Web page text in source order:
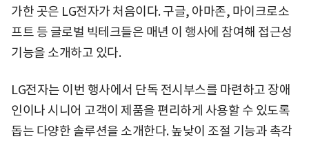
가한 곳은 LG전자가 처음이다. 구글, 아마존, 마이크로소
프트 등 글로벌 빅테크들은 매년 이 행사에 참여해 접근성
기능을 소개하고 있다.
LG전자는 이번 행사에서 단독 전시부스를 마련하고 장애
인이나 시니어 고객이 제품을 편리하게 사용할 수 있도록
돕는 다양한 솔루션을 소개한다. 높낮이 조절 기능과 촉각